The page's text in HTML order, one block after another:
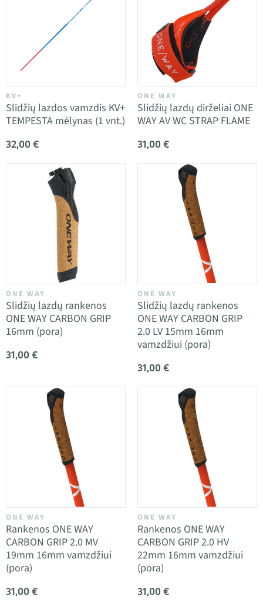
KV+
Slidžių lazdos vamzdis KV+
TEMPESTA mėlynas (1 vnt.)
32,00 €
ONE WAY
Slidžių lazdų dirželiai ONE
WAY AV WC STRAP FLAME
31,00 €
ONE WAY
Slidžių lazdų rankenos
ONE WAY CARBON GRIP
16mm (pora)
31,00 €
ONE WAY
Slidžių lazdų rankenos
ONE WAY CARBON GRIP
2.0 LV 15mm 16mm
vamzdžiui (pora)
31,00 €
ONE WAY
Rankenos ONE WAY
CARBON GRIP 2.0 MV
19mm 16mm vamzdžiui
(pora)
31,00 €
ONE WAY
Rankenos ONE WAY
CARBON GRIP 2.0 HV
22mm 16mm vamzdžiui
(pora)
31,00 €